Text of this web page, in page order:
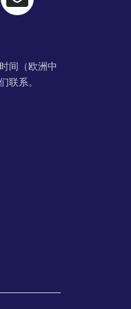
间（欧洲中
联系。